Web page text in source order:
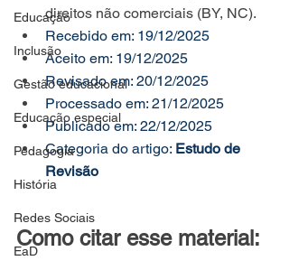
Educação
Inclusão
Gestão educacional
Educação especial
Pedagogia
História
Redes Sociais
EaD
direitos não comerciais (BY, NC).
Recebido em: 19/12/2025
Aceito em: 19/12/2025
Revisado em: 20/12/2025
Processado em: 21/12/2025
Publicado em: 22/12/2025
Categoria do artigo: Estudo de
Revisão
Como citar esse material: